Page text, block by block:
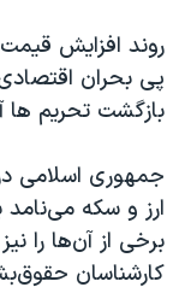
نرگس محمدی
همایش
سفر پرزیدنت
روند افزایش
پی بحران
بازگشت تحریم ها
جمهوری اسلامی
ارز و سکه
برخی از آن‌ها را
کارشناسان